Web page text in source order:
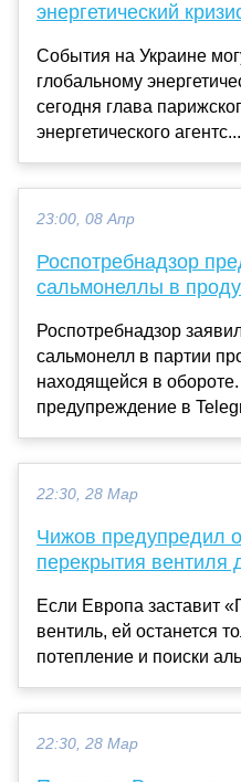
энергетический
События на Украине
глобальному
сегодня глава
энергетического агентс...
23:00, 08 Апр
Роспотребнадзор
сальмонеллы в
Роспотребнадзор
сальмонелл в партии
находящейся в
предупреждение в
22:30, 28 Мар
Чижов предупредил
перекрытия вентиля
Если Европа заставит
вентиль, ей останется
потепление и поиски
22:30, 28 Мар